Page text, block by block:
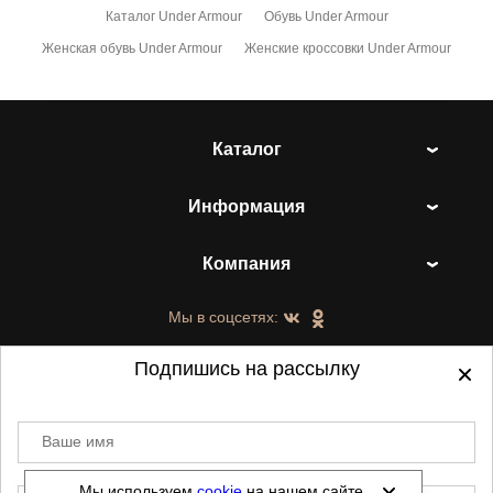
Каталог Under Armour Обувь Under Armour
Женская обувь Under Armour Женские кроссовки Under Armour
Каталог
Информация
Компания
Мы в соцсетях:
©2021-2026 - ShoesTown.ru - все права
защищены.
Подпишись на рассылку
Ваше имя